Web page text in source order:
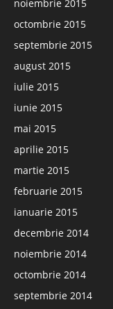
noiembrie 2015
octombrie 2015
septembrie 2015
august 2015
iulie 2015
iunie 2015
mai 2015
aprilie 2015
martie 2015
februarie 2015
ianuarie 2015
decembrie 2014
noiembrie 2014
octombrie 2014
septembrie 2014